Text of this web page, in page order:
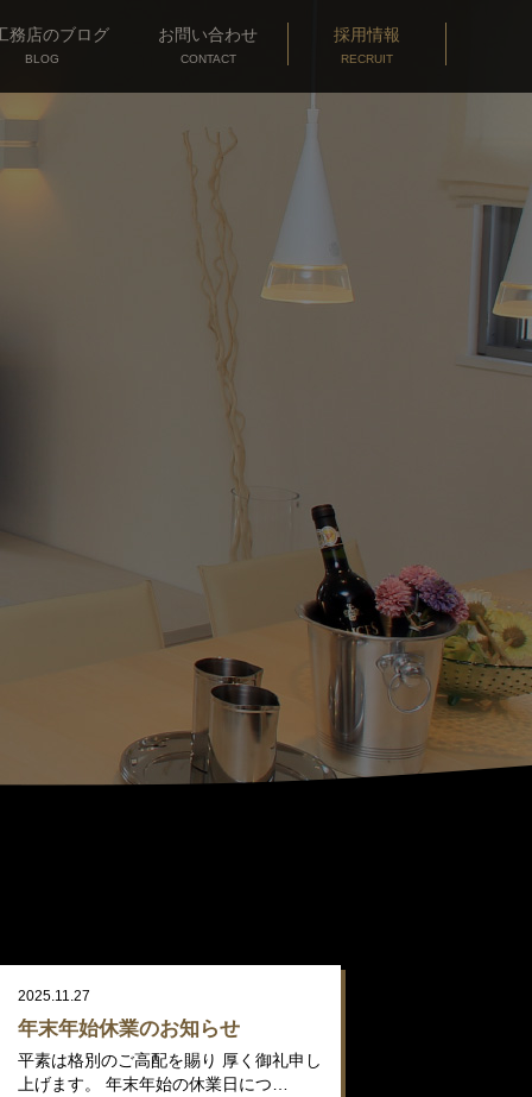
務店のブログ
BLOG
お問い合わせ
CONTACT
採用情報
RECRUIT
2025.11.27
年末年始休業のお知らせ
平素は格別のご高配を賜り 厚く御礼申し
上げます。 年末年始の休業日につ…